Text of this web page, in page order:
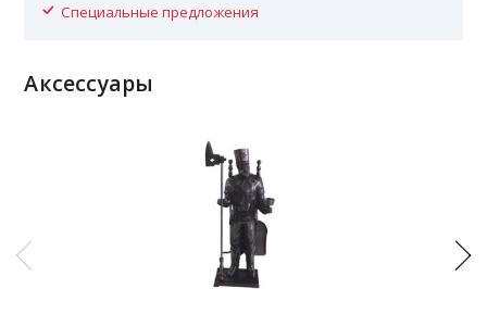
Специальные предложения
Аксессуары